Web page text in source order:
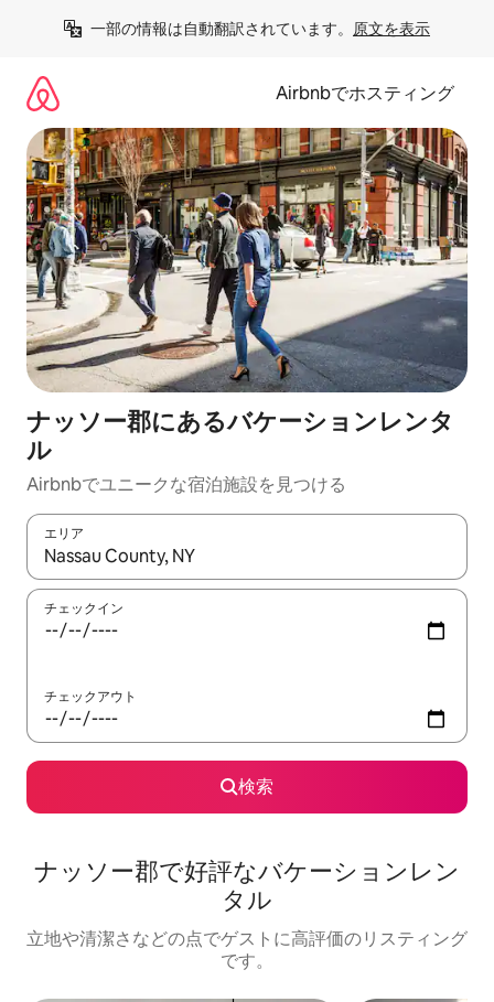
一部の情報は自動翻訳されています。 原文を表示
Airbnbでホスティング
ナッソー郡にあるバケーションレンタ
ル
Airbnbでユニークな宿泊施設を見つける
エリア
検索結果が表示されたら、上下の矢印キーを使って移動するか
チェックイン
チェックアウト
検索
ナッソー郡で好評なバケーションレン
タル
立地や清潔さなどの点でゲストに高評価のリスティング
です。